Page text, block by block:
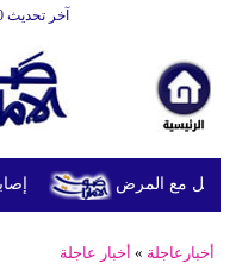
آخر تحديث 13:02:00 بتوقيت أبوظبي
إصابة مع المرض
أخبارعاجلة » أخبار عاجلة